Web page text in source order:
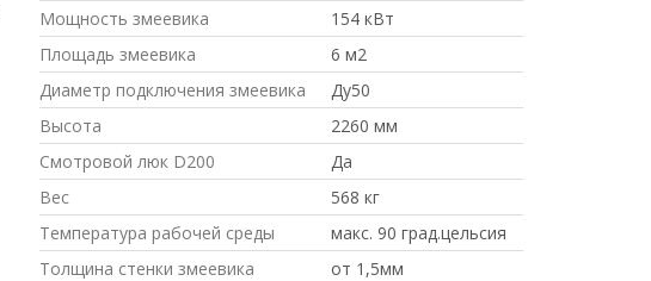
Мощность змеевика
154 кВт
Площадь змеевика
6 м2
Диаметр подключения змеевика
Ду50
Высота
2260 мм
Смотровой люк D200
Да
Вес
568 кг
Температура рабочей среды
макс. 90 град.цельсия
Толщина стенки змеевика
от 1,5мм